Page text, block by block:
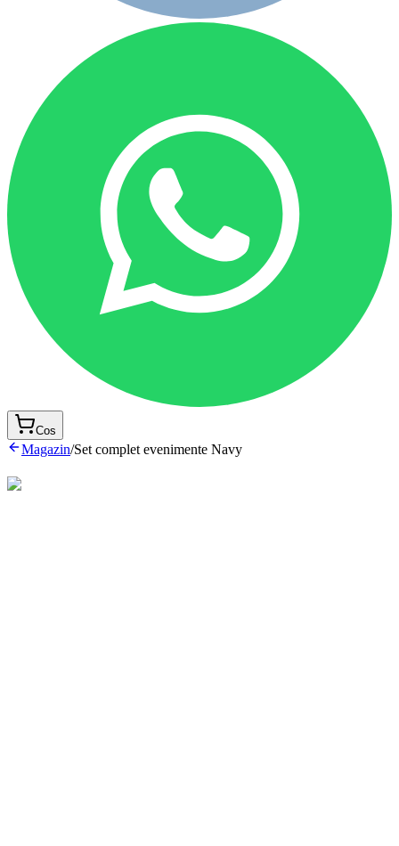
Cos
Magazin/Set complet evenimente Navy